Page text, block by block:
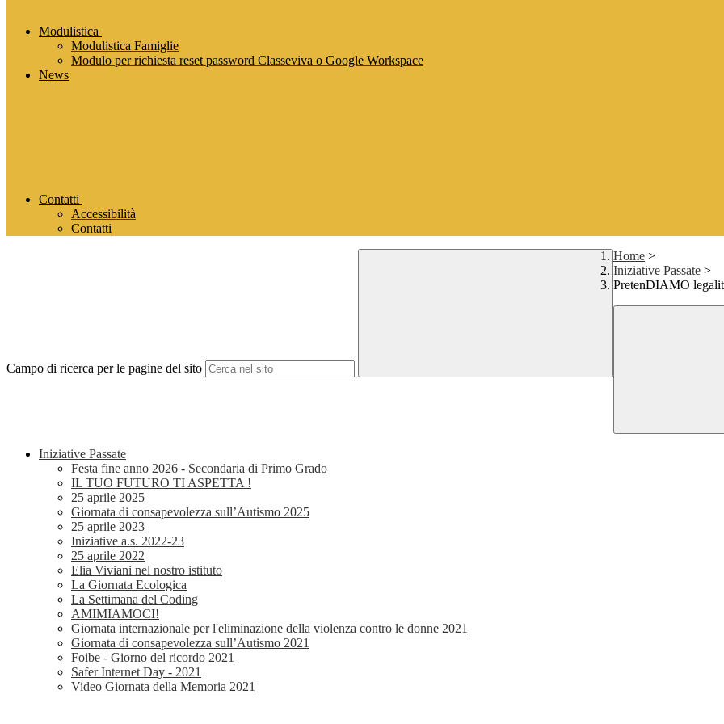
Modulistica
Modulistica Famiglie
Modulo per richiesta reset password Classeviva o Google Workspace
News
Contatti
Accessibilità
Contatti
Campo di ricerca per le pagine del sito
Home >
Iniziative Passate >
PretenDIAMO
Iniziative Passate
Festa fine anno 2026 - Secondaria di Primo Grado
IL TUO FUTURO TI ASPETTA !
25 aprile 2025
Giornata di consapevolezza sull’Autismo 2025
25 aprile 2023
Iniziative a.s. 2022-23
25 aprile 2022
Elia Viviani nel nostro istituto
La Giornata Ecologica
La Settimana del Coding
AMIMIAMOCI!
Giornata internazionale per l'eliminazione della violenza contro le donne 2021
Giornata di consapevolezza sull’Autismo 2021
Foibe - Giorno del ricordo 2021
Safer Internet Day - 2021
Video Giornata della Memoria 2021